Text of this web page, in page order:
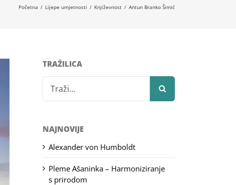
Početna / Lijepe umjetnosti / Književnost / Antun Branko Šimić
TRAŽILICA
for:
NAJNOVIJE
Alexander von Humboldt
Pleme Ašaninka – Harmoniziranje
s prirodom